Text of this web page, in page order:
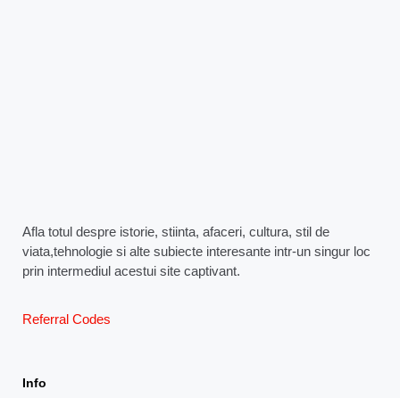
Afla totul despre istorie, stiinta, afaceri, cultura, stil de
viata,tehnologie si alte subiecte interesante intr-un singur loc
prin intermediul acestui site captivant.
Referral Codes
Info